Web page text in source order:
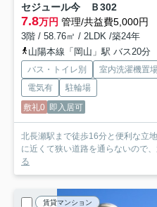
セジュール今 Ｂ302
7.8万円 管理/共益費5,000円
3階 / 58.76㎡ / 2LDK /築24年
山陽本線「岡山」駅 バス20分
バス・トイレ別 室内洗濯機置
電気有
駐輪場
敷礼0 即入居可
北長瀬駅まで徒歩16分と便利な立
に近くて狭い道路を通らないので
る
賃貸マンション